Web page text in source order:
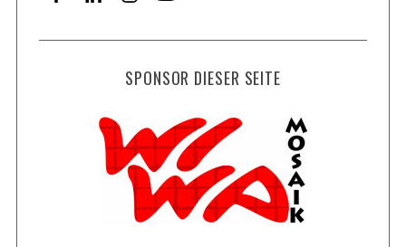
SPONSOR DIESER SEITE